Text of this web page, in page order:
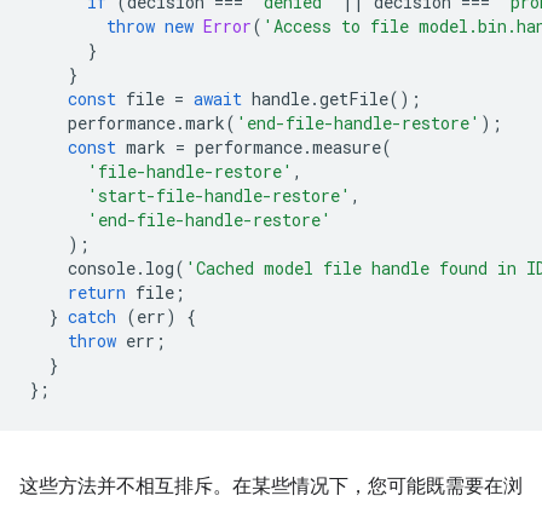
throw new Error( 'Access to file
}
}
const file = await handle.getFile();
performance.mark( 'end-file-handle-restore' );
const mark = performance.measure(
'file-handle-restore' ,
'start-file-handle-restore' ,
'end-file-handle-restore'
);
console. log( 'Cached model file handle found in
return file ;
} catch (err)
{
throw err ;
}
};
这些方法并不相互排斥。在某些情况下，您可能既需要在浏